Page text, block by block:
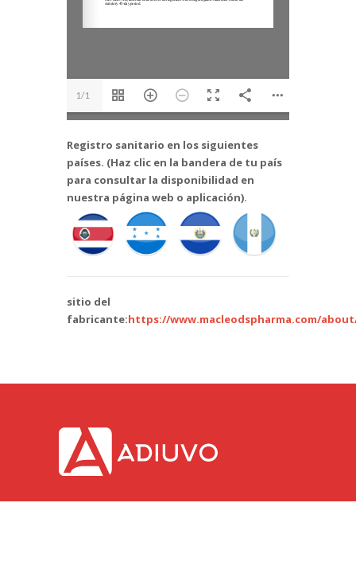
1/1
Registro sanitario en los siguientes
países. (Haz clic en la bandera de tu país
para consultar la disponibilidad en
nuestra página web o aplicación).
sitio del
fabricante:https://www.macleodspharma.com/